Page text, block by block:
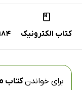
کتاب الکترونیک 184
برای خواندنکتاب